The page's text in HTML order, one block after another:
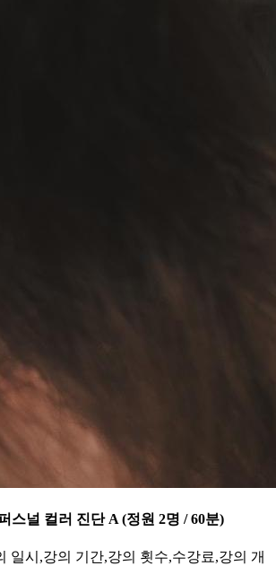
스널 컬러 진단 A (정원 2명 / 60분)
일시,강의 기간,강의 횟수,수강료,강의 개